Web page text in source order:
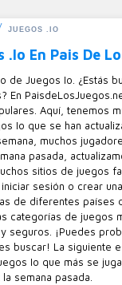
JUEGOS .IO
.io En Pais De
de Juegos Io. ¿Estás
En
Aquí, tenemos
Io que se han
muchos
pasada,
sitios de juegos
sesión o crear
de diferentes países
categorías de juegos
seguros. ¡Puedes
buscar! La siguiente
Io que más se
semana pasada.